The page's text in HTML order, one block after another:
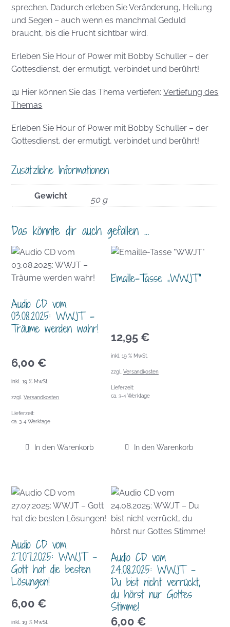
sprechen. Dadurch erleben Sie Veränderung, Heilung
und Segen – auch wenn es manchmal Geduld
braucht, bis die Frucht sichtbar wird.
Erleben Sie Hour of Power mit Bobby Schuller – der
Gottesdienst, der ermutigt, verbindet und berührt!
📖 Hier können Sie das Thema vertiefen:Vertiefung des
Themas
Erleben Sie Hour of Power mit Bobby Schuller – der
Gottesdienst, der ermutigt, verbindet und berührt!
Zusätzliche Informationen
Gewicht 50 g
Das könnte dir auch gefallen …
Audio CD vom
03.08.2025: WWJT –
Träume werden wahr!
6,00 €
inkl. 19 % MwSt.
zzgl.Versandkosten
Lieferzeit:
ca. 3-4 Werktage
In den Warenkorb
Emaille-Tasse „WWJT“
12,95 €
inkl. 19 % MwSt.
zzgl. Versandkosten
Lieferzeit:
ca. 3-4 Werktage
In den Warenkorb
Audio CD vom
27.07.2025: WWJT –
Gott hat die besten
Lösungen!
6,00 €
inkl. 19 % MwSt.
Audio CD vom
24.08.2025: WWJT –
Du bist nicht verrückt,
du hörst nur Gottes
Stimme!
6,00 €